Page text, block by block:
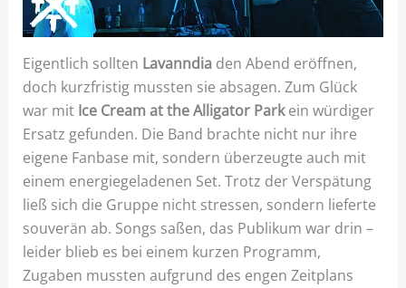
Eigentlich sollten Lavanndiaden Abend eröffnen,
doch kurzfristig mussten sie absagen. Zum Glück
war mit Ice Cream at the Alligator Parkein würdiger
Ersatz gefunden. Die Band brachte nicht nur ihre
eigene Fanbase mit, sondern überzeugte auch mit
einem energiegeladenen Set. Trotz der Verspätung
ließ sich die Gruppe nicht stressen, sondern lieferte
souverän ab. Songs saßen, das Publikum war drin –
leider blieb es bei einem kurzen Programm,
Zugaben mussten aufgrund des engen Zeitplans